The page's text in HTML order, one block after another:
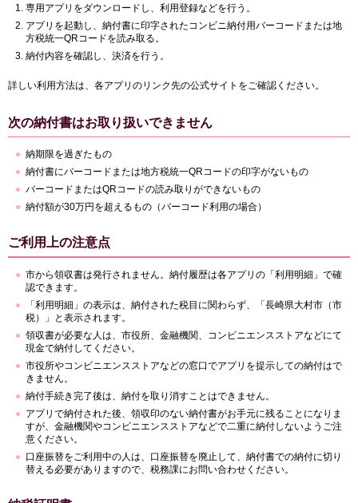
専用アプリをダウンロードし、利用登録などを行う。
アプリを起動し、納付書に印字されたコンビニ納付用バーコードまたは地
方税統一QRコードを読み取る。
納付内容を確認し、決済を行う。
詳しい利用方法は、各アプリのリンク先の公式サイトをご確認ください。
次の納付書はお取り扱いできません
納期限を過ぎたもの
納付書にバーコードまたは地方税統一QRコードの印字がないもの
バーコードまたはQRコードの読み取りができないもの
納付額が30万円を超えるもの（バーコード利用の場合）
ご利用上の注意点
市から領収書は発行されません。納付履歴は各アプリの「利用明細」で確
認できます。
「利用明細」の表示は、納付された税目に関わらず、「長崎県大村市（市
税）」と表示されます。
領収書が必要な人は、市役所、金融機関、コンビニエンスストアなどにて
現金で納付してください。
市役所やコンビニエンスストアなどの窓口でアプリを提示しての納付はで
きません。
納付手続き完了後は、納付を取り消すことはできません。
アプリで納付された後、領収印のない納付書がお手元に残ることになりま
すが、金融機関やコンビニエンスストアなどで二重に納付しないようご注
意ください。
口座振替をご利用中の人は、口座振替を廃止して、納付書での納付に切り
替える必要がありますので、税務課にお問い合わせください。